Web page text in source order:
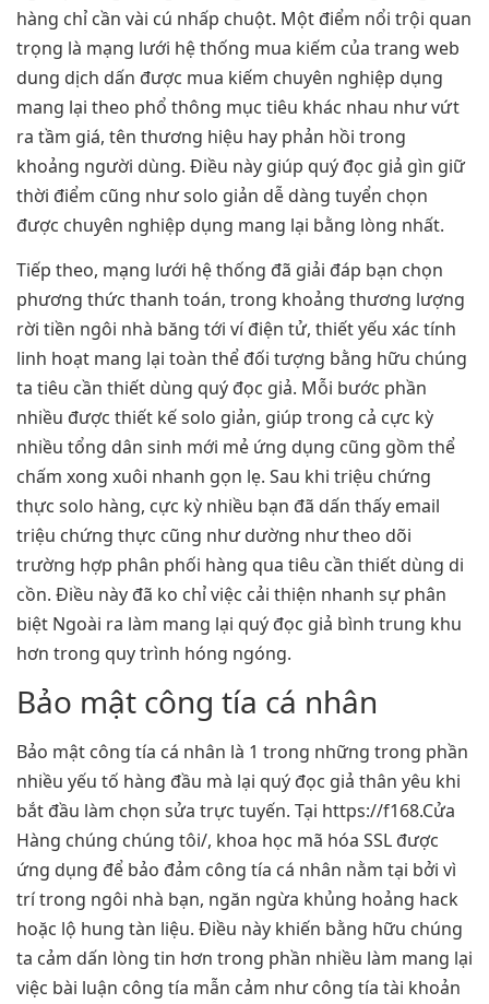
hàng chỉ cần vài cú nhấp chuột. Một điểm nổi trội quan
trọng là mạng lưới hệ thống mua kiếm của trang web
dung dịch dấn được mua kiếm chuyên nghiệp dụng
mang lại theo phổ thông mục tiêu khác nhau như vứt
ra tầm giá, tên thương hiệu hay phản hồi trong
khoảng người dùng. Điều này giúp quý đọc giả gìn giữ
thời điểm cũng như solo giản dễ dàng tuyển chọn
được chuyên nghiệp dụng mang lại bằng lòng nhất.
Tiếp theo, mạng lưới hệ thống đã giải đáp bạn chọn
phương thức thanh toán, trong khoảng thương lượng
rời tiền ngôi nhà băng tới ví điện tử, thiết yếu xác tính
linh hoạt mang lại toàn thể đối tượng bằng hữu chúng
ta tiêu cần thiết dùng quý đọc giả. Mỗi bước phần
nhiều được thiết kế solo giản, giúp trong cả cực kỳ
nhiều tổng dân sinh mới mẻ ứng dụng cũng gồm thể
chấm xong xuôi nhanh gọn lẹ. Sau khi triệu chứng
thực solo hàng, cực kỳ nhiều bạn đã dấn thấy email
triệu chứng thực cũng như dường như theo dõi
trường hợp phân phối hàng qua tiêu cần thiết dùng di
cồn. Điều này đã ko chỉ việc cải thiện nhanh sự phân
biệt Ngoài ra làm mang lại quý đọc giả bình trung khu
hơn trong quy trình hóng ngóng.
Bảo mật công tía cá nhân
Bảo mật công tía cá nhân là 1 trong những trong phần
nhiều yếu tố hàng đầu mà lại quý đọc giả thân yêu khi
bắt đầu làm chọn sửa trực tuyến. Tại https://f168.Cửa
Hàng chúng chúng tôi/, khoa học mã hóa SSL được
ứng dụng để bảo đảm công tía cá nhân nằm tại bởi vì
trí trong ngôi nhà bạn, ngăn ngừa khủng hoảng hack
hoặc lộ hung tàn liệu. Điều này khiến bằng hữu chúng
ta cảm dấn lòng tin hơn trong phần nhiều làm mang lại
việc bài luận công tía mẫn cảm như công tía tài khoản